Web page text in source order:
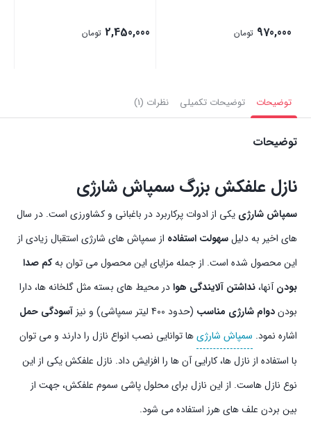
970,000 تومان 2,450,000 تومان
توضیحات توضیحات تکمیلی نظرات (1)
توضیحات
نازل علفکش بزرگ سمپاش شارژی
سمپاش شارژی یکی از ادوات پرکاربرد در باغبانی و کشاورزی است. در سال
های اخیر به دلیلسهولت استفاده از سمپاش های شارژی استقبال زیادی از
این محصول شده است. از جمله مزایای این محصول می توان بهکم صدا
بودنآنها،نداشتن آلایندگی هوادر محیط های بسته مثل گلخانه ها، دارا
بودندوام شارژی مناسب (حدود 400 لیتر سمپاشی) و نیز
آسودگی حمل
اشاره نمود. سمپاش شارژیها توانایی نصب انواع نازل را دارند و می توان
با استفاده از نازل ها، کارایی آن ها را افزایش داد. نازل علفکش یکی از این
نوع نازل هاست. از این نازل برای محلول پاشی سموم علفکش، جهت از
بین بردن علف های هرز استفاده می شود.